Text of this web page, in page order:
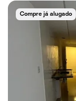
Compre já alugado